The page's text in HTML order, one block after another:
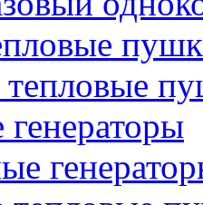
тепловые